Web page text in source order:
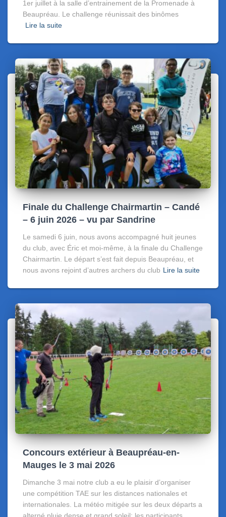
1er juillet à la salle d’entrainement de la Promenade à
Beaupréau. Le challenge réunissait des binômes
Lire la suite
Finale du Challenge Chairmartin – Candé
– 6 juin 2026 – vu par Sandrine
Le samedi 6 juin, nous avons accompagné huit jeunes
du club, avec Éric et moi-même, à la finale du Challenge
Chairmartin. Le départ s’est fait depuis Beaupréau, et
nous avons rejoint d’autres archers du club Lire la suite
Concours extérieur à Beaupréau-en-
Mauges le 3 mai 2026
Dimanche 3 mai notre club a eu le plaisir d’organiser
une compétition TAE sur les distances nationales et
internationales. La météo mitigée sur les deux départs a